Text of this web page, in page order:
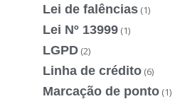
Lei de falências (1)
Lei Nº 13999 (1)
LGPD (2)
Linha de crédito (6)
Marcação de ponto (1)